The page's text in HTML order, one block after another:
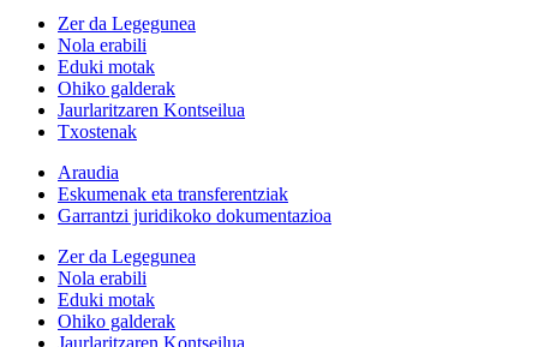
Zer da Legegunea
Nola erabili
Eduki motak
Ohiko galderak
Jaurlaritzaren Kontseilua
Txostenak
Araudia
Eskumenak eta transferentziak
Garrantzi juridikoko dokumentazioa
Zer da Legegunea
Nola erabili
Eduki motak
Ohiko galderak
Jaurlaritzaren Kontseilua